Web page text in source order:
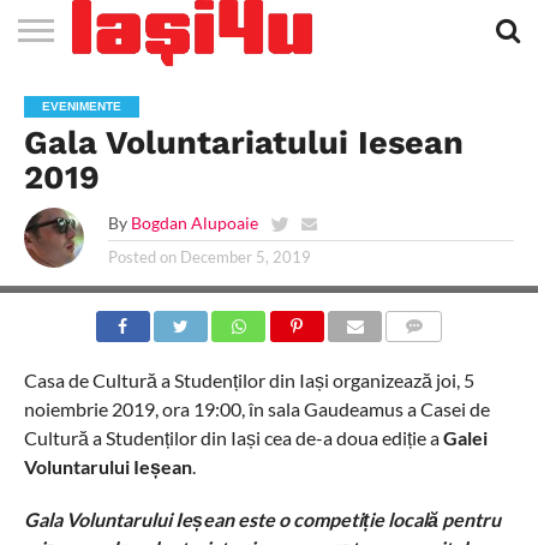
STIRI
APARTAMENTE
NOI IASI
STIRI
IASI
JOBS
IN
IASI
FILME
LA
CINEMA
CLUBURI /
DISCOTECI
BARURI /
CAFENELE
SALI DE
FORTA
SI
FITNESS
SALOANE DE
INFRUMUSETARE
AGENTII
DE
TURISM
IASI
RESTAURANTE
IN IASI
PIZZA
IN
IASI
PISCINA
IN IASI
FLORARII
RADIO
LIVE
IN IASI
SPALATORII
AUTO
TRACTARI
AUTO
TAXI
IN
IASI
CINEMA
TEATRU
HOTELURI
/
PENSIUNI
TEREN
SPORTIV
TEREN
TENIS
IASI
FARMACII
NON
STOP
COFFEE-
TO-GO
FIRME DE
PUBLICITATE
RENT
A
CAR
EVENIMENTE
Gala Voluntariatului Iesean
2019
By Bogdan Alupoaie
Posted on December 5, 2019
Casa de Cultură a Studenților din Iași organizează joi, 5
noiembrie 2019, ora 19:00, în sala Gaudeamus a Casei de
Cultură a Studenților din Iași cea de-a doua ediție aGalei
Voluntarului Ieșean.
Gala Voluntarului Ieșean este o competiție locală pentru